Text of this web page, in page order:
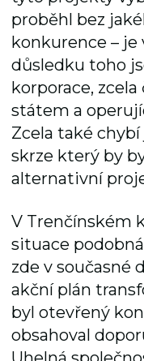
proběhl bez
konkurence – je
důsledku toho
korporace,
státem a
Zcela také
skrze který by
alternativní
V Trenčínském
situace
zde v současné
akční plán
byl otevřený
obsahoval